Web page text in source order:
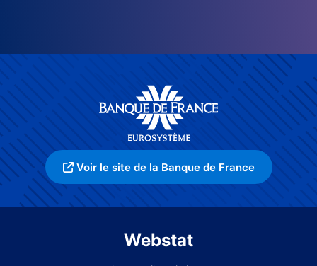
Voir le site de la Banque de France
Webstat